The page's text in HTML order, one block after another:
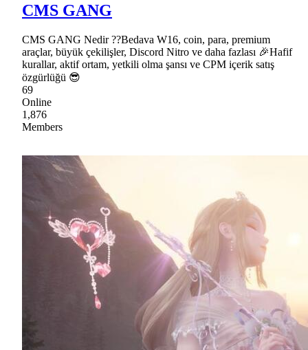
CMS GANG
CMS GANG Nedir ??Bedava W16, coin, para, premium
araçlar, büyük çekilişler, Discord Nitro ve daha fazlası 🎉Hafif
kurallar, aktif ortam, yetkili olma şansı ve CPM içerik satış
özgürlüğü 😎
69
Online
1,876
Members